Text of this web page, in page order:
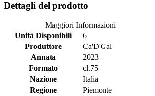
Dettagli del prodotto
Maggiori Informazioni
Unità Disponibili
6
Produttore
Ca'D'Gal
Annata
2023
Formato
cl.75
Nazione
Italia
Regione
Piemonte